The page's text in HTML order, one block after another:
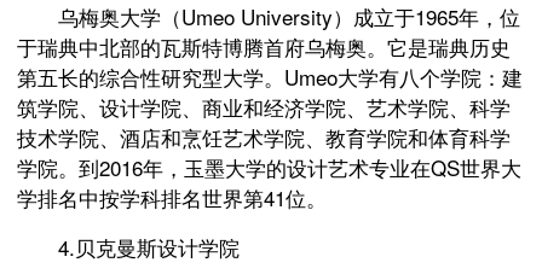
乌梅奥大学（Umeo University）成立于1965年，位
于瑞典中北部的瓦斯特博腾首府乌梅奥。它是瑞典历史
第五长的综合性研究型大学。Umeo大学有八个学院：建
筑学院、设计学院、商业和经济学院、艺术学院、科学
技术学院、酒店和烹饪艺术学院、教育学院和体育科学
学院。到2016年，玉墨大学的设计艺术专业在QS世界大
学排名中按学科排名世界第41位。
4.贝克曼斯设计学院